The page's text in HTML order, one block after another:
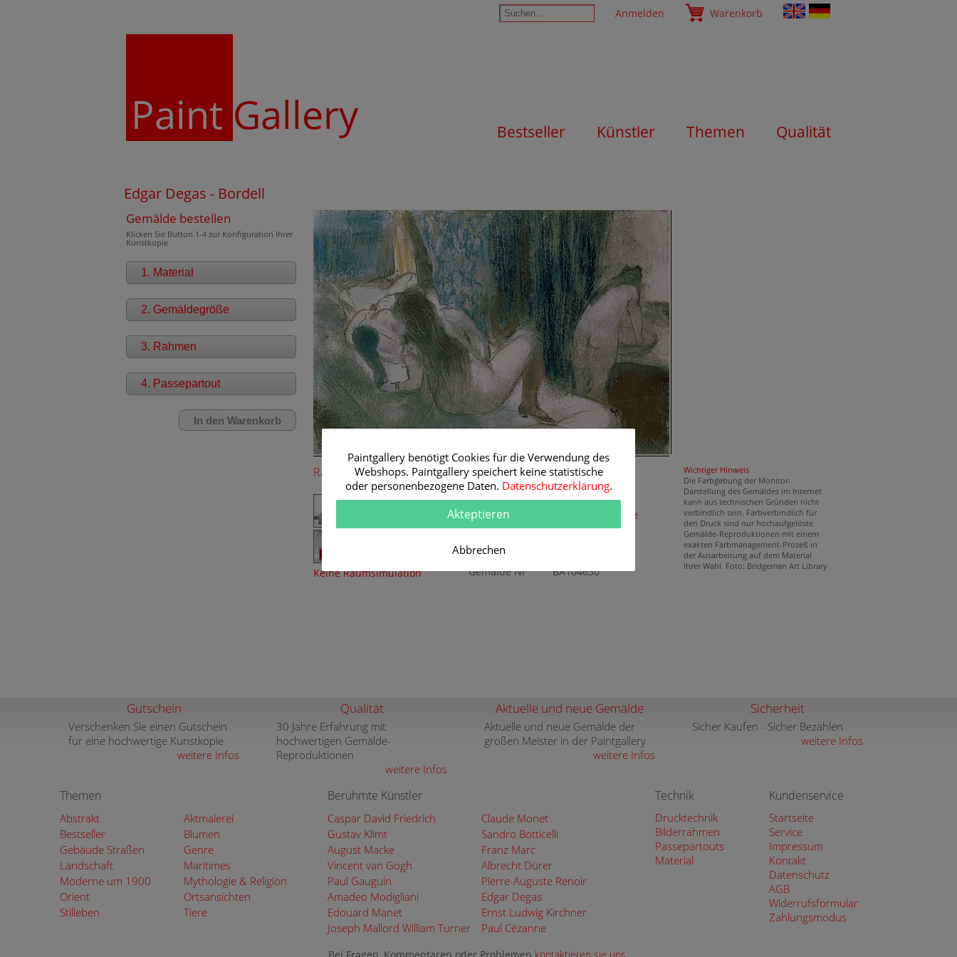
Anmelden Warenkorb
Paint Gallery Bestseller Künstler Themen Qualität
Edgar Degas - Bordell
Gemälde bestellen
Klicken Sie Button 1-4 zur Konfiguration Ihrer
Kunstkopie
1. Material
2. Gemäldegröße
3. Rahmen
4. Passepartout
Raum-Simulation
Keine Raumsimulation
Originalgemälde
Künstler
Edgar Degas
Themen
Genre
Titel
Bordell
Originalgröße
Technik
Gemälde Nr
BA104630
Wichtiger Hinweis
Die Farbgebung der Monitor-
Darstellung des Gemäldes im Internet
kann aus technischen Gründen nicht
verbindlich sein. Farbverbindlich für
den Druck sind nur hochaufgelöste
Gemälde-Reproduktionen mit einem
exakten Farbmanagement-Prozeß in
der Ausarbeitung auf dem Material
Ihrer Wahl. Foto: Bridgeman Art Library
Gutschein
Verschenken Sie einen Gutschein
für eine hochwertige Kunstkopie
weitere Infos
Qualität
30 Jahre Erfahrung mit
hochwertigen Gemälde-
Reproduktionen
weitere Infos
Aktuelle und neue Gemälde
Aktuelle und neue Gemälde der
großen Meister in der Paintgallery
weitere Infos
Sicherheit
Sicher Kaufen - Sicher Bezahlen
weitere Infos
Themen
Abstrakt
Aktmalerei
Bestseller
Blumen
Gebäude Straßen
Genre
Landschaft
Maritimes
Moderne um 1900
Mythologie & Religion
Orient
Ortsansichten
Stilleben
Tiere
Berühmte Künstler
Caspar David Friedrich
Claude Monet
Gustav Klimt
Sandro Botticelli
August Macke
Franz Marc
Vincent van Gogh
Albrecht Dürer
Paul Gauguin
Pierre-Auguste Renoir
Amadeo Modigliani
Edgar Degas
Edouard Manet
Ernst Ludwig Kirchner
Joseph Mallord William Turner
Paul Cézanne
Technik
Drucktechnik
Bilderrahmen
Passepartouts
Material
Kundenservice
Startseite
Service
Impressum
Kontakt
Datenschutz
AGB
Widerrufsformular
Zahlungsmodus
Paintgallery benötigt Cookies für die Verwendung des
Webshops. Paintgallery speichert keine statistische
oder personenbezogene Daten. Datenschutzerklärung.
Akteptieren
Abbrechen